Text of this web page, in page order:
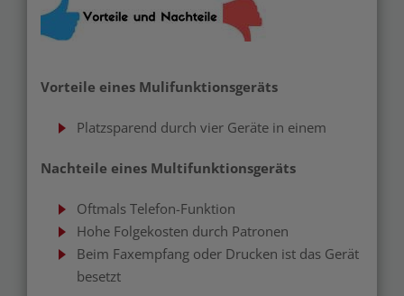
Vorteile eines Mulifunktionsgeräts
Platzsparend durch vier Geräte in einem
Nachteile eines Multifunktionsgeräts
Oftmals Telefon-Funktion
Hohe Folgekosten durch Patronen
Beim Faxempfang oder Drucken ist das Gerät
besetzt